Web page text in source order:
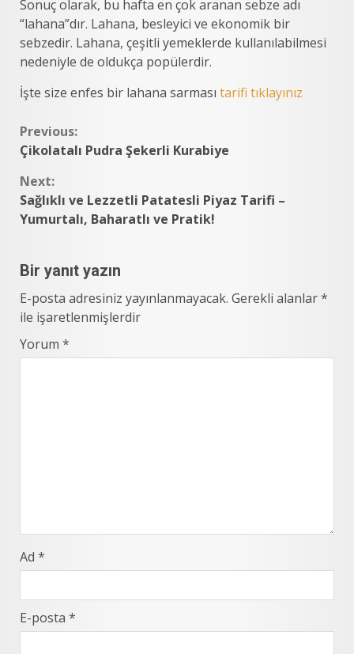
Sonuç olarak, bu hafta en çok aranan sebze adı
“lahana”dır. Lahana, besleyici ve ekonomik bir
sebzedir. Lahana, çeşitli yemeklerde kullanılabilmesi
nedeniyle de oldukça popülerdir.
İşte size enfes bir lahana sarması tarifi tıklayınız
Continue
Reading
Previous:
Çikolatalı Pudra Şekerli Kurabiye
Next:
Sağlıklı ve Lezzetli Patatesli Piyaz Tarifi –
Yumurtalı, Baharatlı ve Pratik!
Bir yanıt yazın
E-posta adresiniz yayınlanmayacak. Gerekli alanlar*
ile işaretlenmişlerdir
Yorum *
Ad *
E-posta *